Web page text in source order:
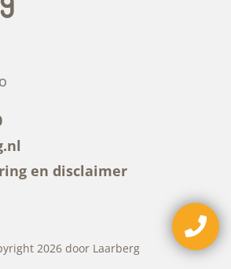
en disclaimer
2026 door Laarberg